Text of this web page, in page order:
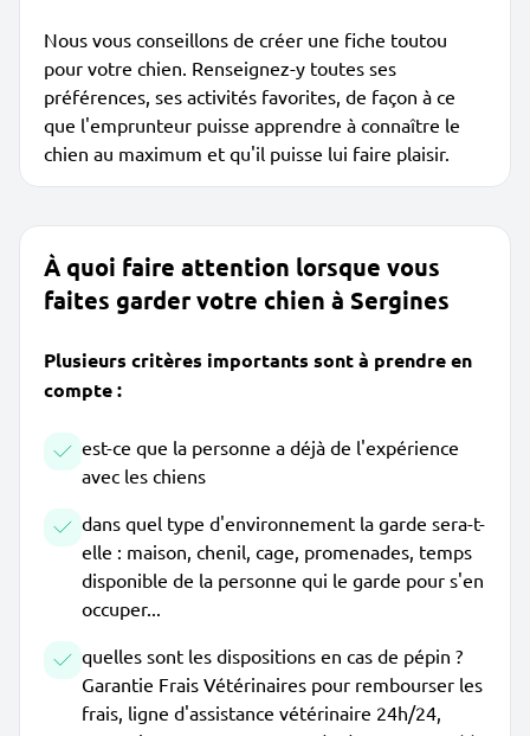
Nous vous conseillons de créer une fiche toutou
pour votre chien. Renseignez-y toutes ses
préférences, ses activités favorites, de façon à ce
que l'emprunteur puisse apprendre à connaître le
chien au maximum et qu'il puisse lui faire plaisir.
À quoi faire attention lorsque vous
faites garder votre chien à Sergines
Plusieurs critères importants sont à prendre en
compte :
est-ce que la personne a déjà de l'expérience
avec les chiens
dans quel type d'environnement la garde sera-t-
elle : maison, chenil, cage, promenades, temps
disponible de la personne qui le garde pour s'en
occuper...
quelles sont les dispositions en cas de pépin ?
Garantie Frais Vétérinaires pour rembourser les
frais, ligne d'assistance vétérinaire 24h/24,